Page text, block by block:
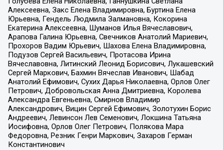
Алексеевна, Закс Елена Владимировна, Буртина Елена
Юрьевна, Гендель Людмила Залмановна, Кокорина
Екатерина Алексеевна, Шуманов Илья Вячеславович,
Арапова Галина Юрьевна, Свечников Анатолий Мариевич,
Прохоров Вадим Юрьевич, Шахова Елена Владимировна,
Подузов Сергей Васильевич, Протасова Ирина
Вячеславовна, Литинский Леонид Борисович, Лукашевский
Сергей Маркович, Бахмин Вячеслав Иванович, Шабад
Анатолий Ефимович, Сухих Дарья Николаевна, Орлов Олег
Петрович, Добровольская Анна Дмитриевна, Королева
Александра Евгеньевна, Смирнов Владимир
Александрович, Вицин Сергей Ефимович, Золотухин Борис
Андреевич, Левинсон Лев Семенович, Локшина Татьяна
Иосифовна, Орлов Олег Петрович, Полякова Мара
Федоровна, Резник Генри Маркович, Захаров Герман
Константинович